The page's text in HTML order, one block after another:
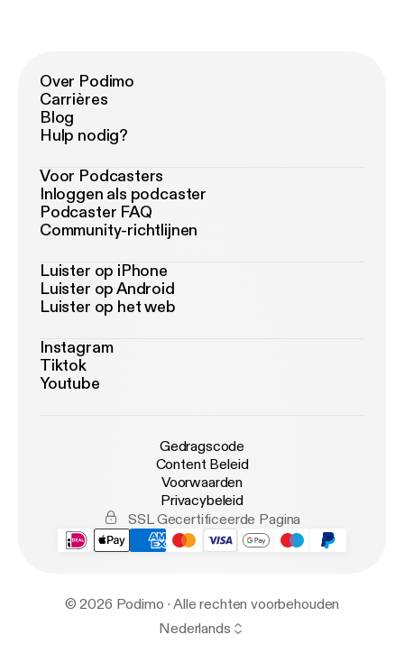
Over Podimo
Carrières
Blog
Hulp nodig?
Voor Podcasters
Inloggen als podcaster
Podcaster FAQ
Community-richtlijnen
Luister op iPhone
Luister op Android
Luister op het web
Instagram
Tiktok
Youtube
Gedragscode
Content Beleid
Voorwaarden
Privacybeleid
SSL Gecertificeerde Pagina
© 2026 Podimo · Alle rechten voorbehouden
Nederlands